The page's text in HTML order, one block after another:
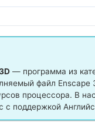
— программа из
файл
процессора. В
с поддержкой